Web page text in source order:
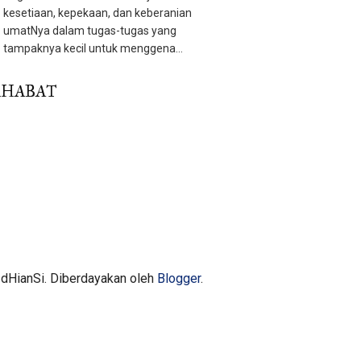
kesetiaan, kepekaan, dan keberanian
umatNya dalam tugas-tugas yang
tampaknya kecil untuk menggena...
dHianSi. Diberdayakan oleh Blogger.